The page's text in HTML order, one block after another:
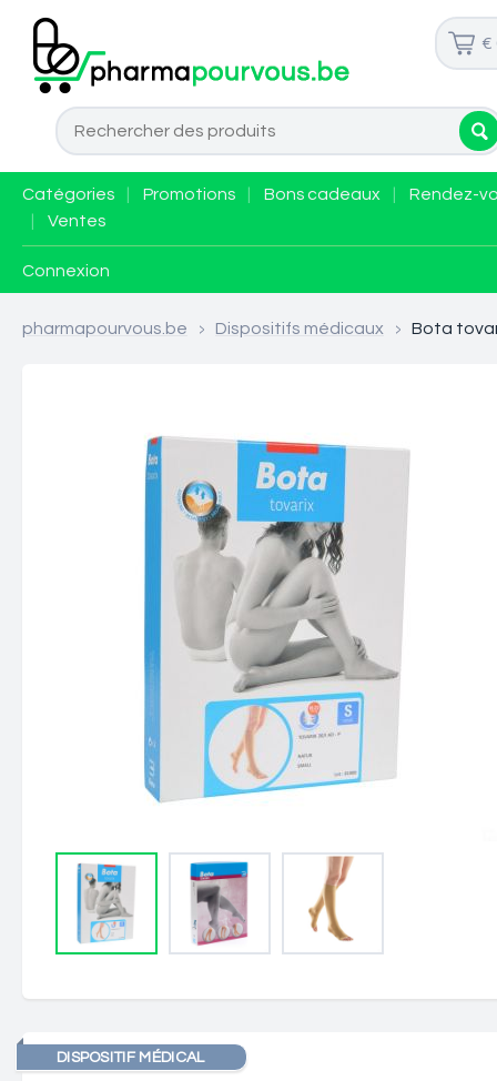
€
Catégories Promotions Bons cadeaux
Rendez-
Ventes
Connexion
pharmapourvous.be > Dispositifs médicaux > Bota
DISPOSITIF MÉDICAL